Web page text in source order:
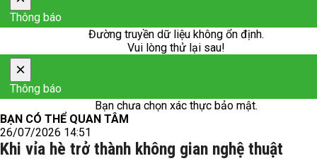
Thông báo
Đường truyền dữ liệu không ổn định.
Vui lòng thử lại sau!
×
Thông báo
Bạn chưa chọn xác thực bảo mật.
BẠN CÓ THỂ QUAN TÂM
26/07/2026 14:51
Khi vỉa hè trở thành không gian nghệ thuật